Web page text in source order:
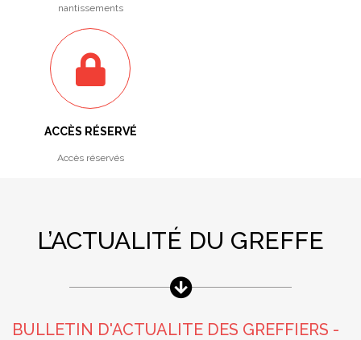
nantissements
ACCÈS RÉSERVÉ
Accès réservés
L’ACTUALITÉ DU GREFFE
BULLETIN D'ACTUALITE DES GREFFIERS -